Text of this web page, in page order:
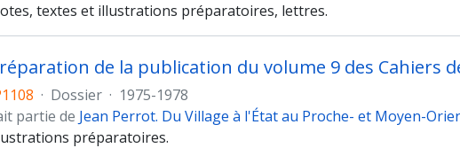
textes et illustrations préparatoires, lettres.
· Dossier · 1975-1978
partie de Jean Perrot. Du Village à l'État au Proche- et Moyen-
préparatoires.